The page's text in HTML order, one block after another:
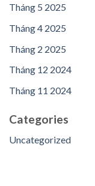
Tháng 5 2025
Tháng 4 2025
Tháng 2 2025
Tháng 12 2024
Tháng 11 2024
Categories
Uncategorized